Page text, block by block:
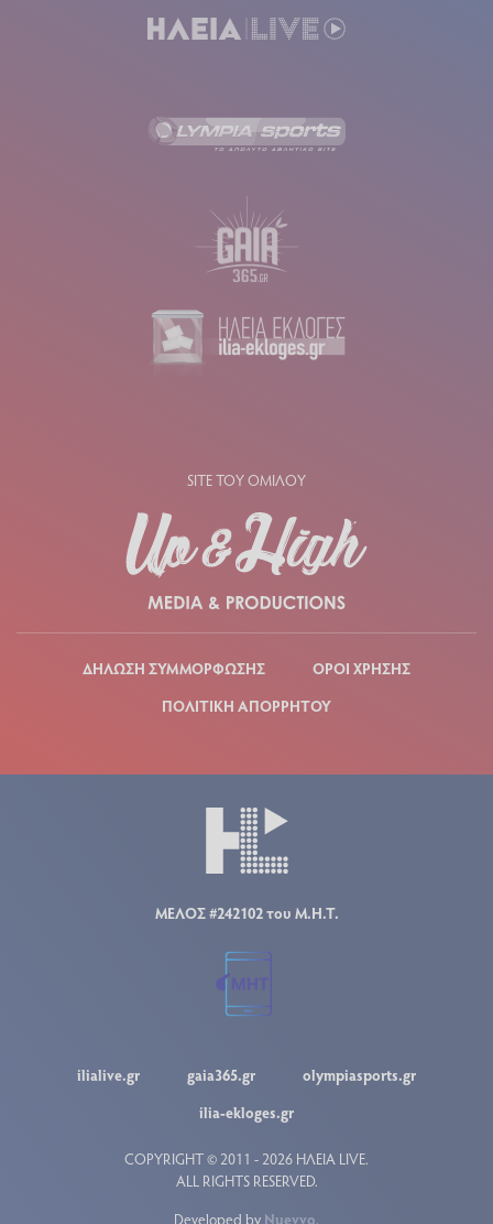
SITE ΤΟΥ ΟΜΙΛΟΥ
ΔΗΛΩΣΗ ΣΥΜΜΟΡΦΩΣΗΣ
ΟΡΟΙ ΧΡΗΣΗΣ
ΠΟΛΙΤΙΚΗ ΑΠΟΡΡΗΤΟΥ
ΜΕΛΟΣ #242102 του Μ.Η.Τ.
ilialive.gr gaia365.gr
olympiasports.gr
ilia-ekloges.gr
COPYRIGHT © 2011 - 2026 ΗΛΕΙΑ LIVE.
ALL RIGHTS RESERVED.
Developed by Nuevvo.